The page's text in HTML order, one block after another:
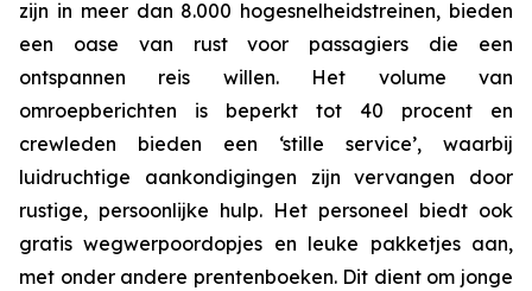
zijn in meer dan 8.000 hogesnelheidstreinen, bieden
een oase van rust voor passagiers die een
ontspannen reis willen. Het volume van
omroepberichten is beperkt tot 40 procent en
crewleden bieden een ‘stille service’, waarbij
luidruchtige aankondigingen zijn vervangen door
rustige, persoonlijke hulp. Het personeel biedt ook
gratis wegwerpoordopjes en leuke pakketjes aan,
met onder andere prentenboeken. Dit dient om jonge